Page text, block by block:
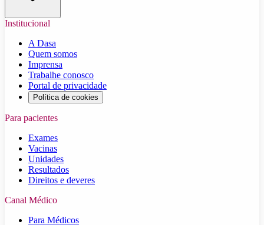
Institucional
A Dasa
Quem somos
Imprensa
Trabalhe conosco
Portal de privacidade
Política de cookies
Para pacientes
Exames
Vacinas
Unidades
Resultados
Direitos e deveres
Canal Médico
Para Médicos